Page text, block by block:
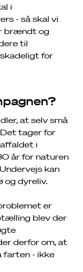
i
- så skal vi
brændt og
til
for
at selv små
tager for
i
år for naturen
kan
og dyreliv.
er
blev der
derfor om, at
farten - ikke